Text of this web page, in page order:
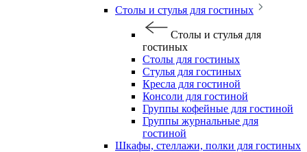
Столы и стулья для гостиных
Столы и стулья для
гостиных
Столы для гостиных
Стулья для гостиных
Кресла для гостиной
Консоли для гостиной
Группы кофейные для гостиной
Группы журнальные для
гостиной
Шкафы, стеллажи, полки для гостиных